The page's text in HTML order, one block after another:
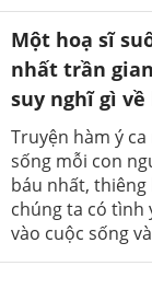
Một hoạ sĩ
nhất trần
suy nghĩ gì
Truyện hàm ý
sống mỗi con
báu nhất, thiêng
chúng ta có tình
vào cuộc sống